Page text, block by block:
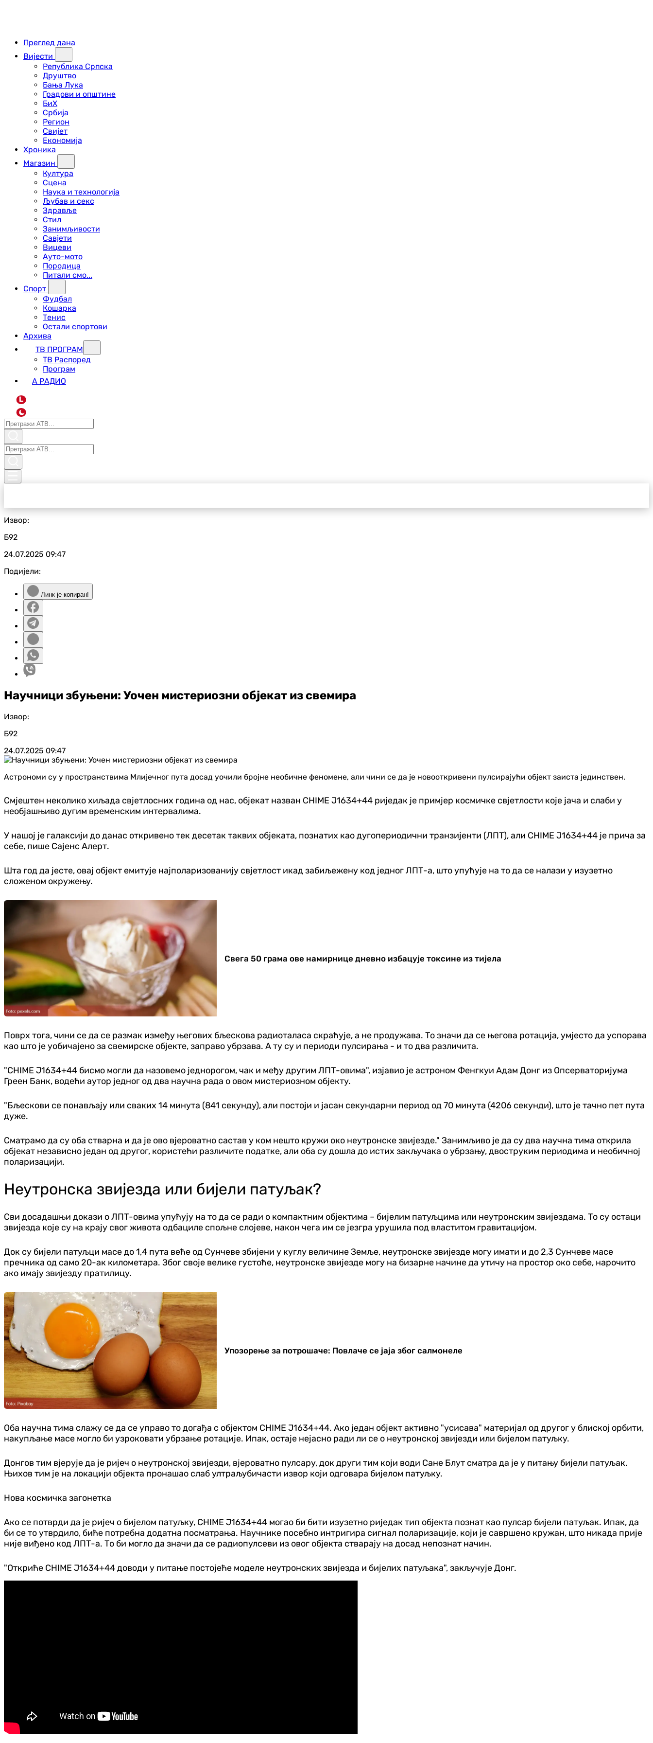
Преглед дана
Вијести
Република Српска
Друштво
Бања Лука
Градови и општине
БиХ
Србија
Регион
Свијет
Економија
Хроника
Магазин
Култура
Сцена
Наука и технологија
Љубав и секс
Здравље
Стил
Занимљивости
Савјети
Вицеви
Ауто-мото
Породица
Питали смо...
Спорт
Фудбал
Кошарка
Тенис
Остали спортови
Архива
ТВ ПРОГРАМ
ТВ Распоред
Програм
А РАДИО
L
Извор:
Б92
24.07.2025 09:47
Подијели:
Линк је копиран!
Научници збуњени: Уочен мистериозни објекат из свемира
Извор:
Б92
24.07.2025 09:47
Астрономи су у пространствима Млијечног пута досад уочили бројне необичне феномене, али чини се да је новооткривени пулсирајући објект заиста јединствен.
Смјештен неколико хиљада свјетлосних година од нас, објекат назван CHIME Ј1634+44 риједак је примјер космичке свјетлости које јача и слаби у
необјашњиво дугим временским интервалима.
У нашој је галаксији до данас откривено тек десетак таквих објеката, познатих као дугопериодични транзијенти (ЛПТ), али CHIME Ј1634+44 је прича за
себе, пише Сајенс Алерт.
Шта год да јесте, овај објект емитује најполаризованију свјетлост икад забиљежену код једног ЛПТ-а, што упућује на то да се налази у изузетно
сложеном окружењу.
Свега 50 грама ове намирнице дневно избацује токсине из тијела
Поврх тога, чини се да се размак између његових бљескова радиоталаса скраћује, а не продужава. То значи да се његова ротација, умјесто да успорава
као што је уобичајено за свемирске објекте, заправо убрзава. А ту су и периоди пулсирања - и то два различита.
"CHIME Ј1634+44 бисмо могли да назовемо једнорогом, чак и међу другим ЛПТ-овима", изјавио је астроном Фенгкуи Адам Донг из Опсерваторијума
Греен Банк, водећи аутор једног од два научна рада о овом мистериозном објекту.
"Бљескови се понављају или сваких 14 минута (841 секунду), али постоји и јасан секундарни период од 70 минута (4206 секунди), што је тачно пет пута
дуже.
Сматрамо да су оба стварна и да је ово вјероватно састав у ком нешто кружи око неутронске звијезде." Занимљиво је да су два научна тима открила
објекат независно један од другог, користећи различите податке, али оба су дошла до истих закључака о убрзању, двоструким периодима и необичној
поларизацији.
Неутронска звијезда или бијели патуљак?
Сви досадашњи докази о ЛПТ-овима упућују на то да се ради о компактним објектима – бијелим патуљцима или неутронским звијездама. То су остаци
звијезда које су на крају свог живота одбациле спољне слојеве, након чега им се језгра урушила под властитом гравитацијом.
Док су бијели патуљци масе до 1,4 пута веће од Сунчеве збијени у куглу величине Земље, неутронске звијезде могу имати и до 2,3 Сунчеве масе
пречника од само 20-ак километара. Због своје велике густоће, неутронске звијезде могу на бизарне начине да утичу на простор око себе, нарочито
ако имају звијезду пратилицу.
Упозорење за потрошаче: Повлаче се јаја због салмонеле
Оба научна тима слажу се да се управо то догађа с објектом CHIME Ј1634+44. Ако један објект активно "усисава" материјал од другог у блиској орбити,
накупљање масе могло би узроковати убрзање ротације. Ипак, остаје нејасно ради ли се о неутронској звијезди или бијелом патуљку.
Донгов тим вјерује да је ријеч о неутронској звијезди, вјероватно пулсару, док други тим који води Сане Блут сматра да је у питању бијели патуљак.
Њихов тим је на локацији објекта пронашао слаб ултраљубичасти извор који одговара бијелом патуљку.
Нова космичка загонетка
Ако се потврди да је ријеч о бијелом патуљку, CHIME Ј1634+44 могао би бити изузетно риједак тип објекта познат као пулсар бијели патуљак. Ипак, да
би се то утврдило, биће потребна додатна посматрања. Научнике посебно интригира сигнал поларизације, који је савршено кружан, што никада прије
није виђено код ЛПТ-а. То би могло да значи да се радиопулсеви из овог објекта стварају на досад непознат начин.
"Откриће CHIME Ј1634+44 доводи у питање постојеће моделе неутронских звијезда и бијелих патуљака", закључује Донг.